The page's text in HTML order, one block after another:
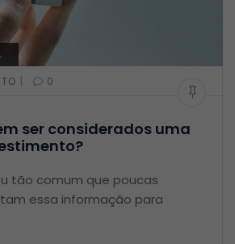
| 0
ser considerados uma
tão comum que poucas
essa informação para